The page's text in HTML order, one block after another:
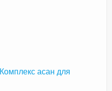
Комплекс асан для